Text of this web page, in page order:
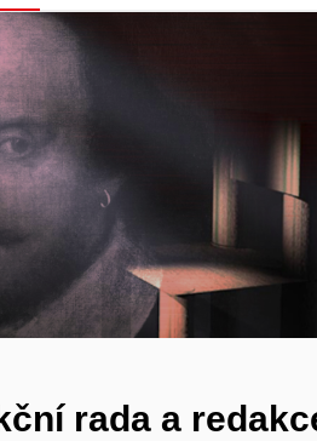
rada a